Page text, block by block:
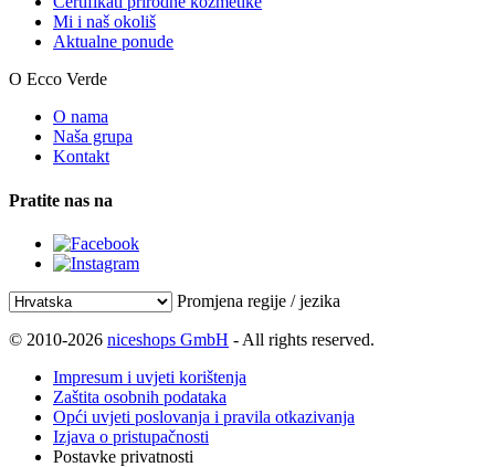
Mi i naš okoliš
Aktualne ponude
O Ecco Verde
O nama
Naša grupa
Kontakt
Pratite nas na
Promjena regije / jezika
© 2010-2026 niceshops GmbH - All rights reserved.
Impresum i uvjeti korištenja
Zaštita osobnih podataka
Opći uvjeti poslovanja i pravila otkazivanja
Izjava o pristupačnosti
Postavke privatnosti